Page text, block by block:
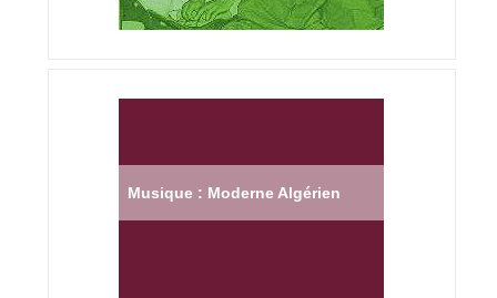
Musique : Moderne Algérien